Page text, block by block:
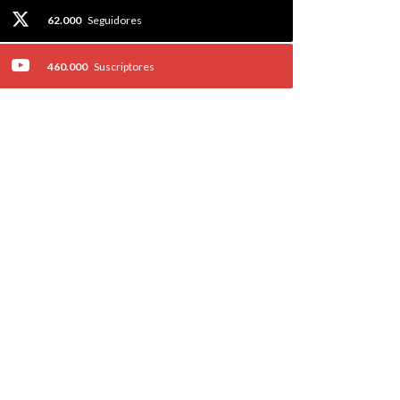
62.000 Seguidores
460.000 Suscriptores